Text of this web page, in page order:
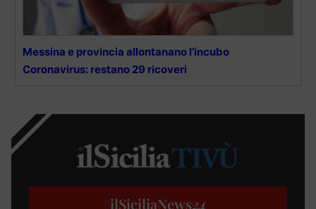
Messina e provincia allontanano l’incubo
Coronavirus: restano 29 ricoveri
ilSiciliaNews24